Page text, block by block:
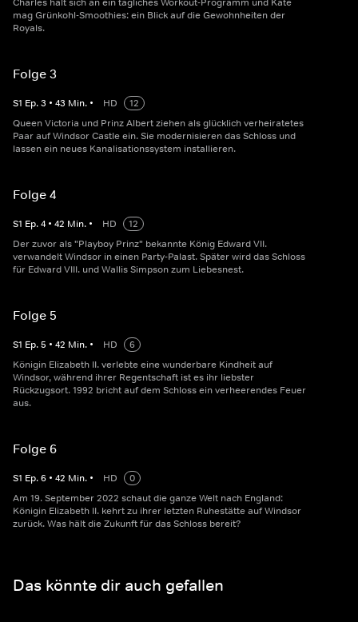
mag Grünkohl-Smoothies: ein Blick auf die Gewohnheiten der
Royals.
Folge 3
S1 Ep.3 • 43 Min. • HD
12
Queen Victoria und Prinz Albert ziehen als glücklich verheiratetes
Paar auf Windsor Castle ein. Sie modernisieren das Schloss und
lassen ein neues Kanalisationssystem installieren.
Folge 4
S1 Ep.4 • 42 Min. • HD
12
Der zuvor als "Playboy Prinz" bekannte König Edward VII.
verwandelt Windsor in einen Party-Palast. Später wird das Schloss
für Edward VIII. und Wallis Simpson zum Liebesnest.
Folge 5
S1 Ep.5 • 42 Min. • HD
6
Königin Elizabeth II. verlebte eine wunderbare Kindheit auf
Windsor, während ihrer Regentschaft ist es ihr liebster
Rückzugsort. 1992 bricht auf dem Schloss ein verheerendes Feuer
aus.
Folge 6
S1 Ep.6 • 42 Min. • HD
0
Am 19. September 2022 schaut die ganze Welt nach England:
Königin Elizabeth II. kehrt zu ihrer letzten Ruhestätte auf Windsor
zurück. Was hält die Zukunft für das Schloss bereit?
Das könnte dir auch gefallen